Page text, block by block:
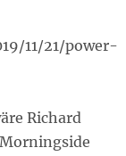
11/21/power-
Richard